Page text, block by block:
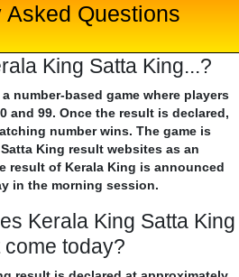
Asked Questions
King Satta King...?
number-based game where players
and 99. Once the result is declared,
number wins. The game is
King result websites as an
result of Kerala King is announced
in the morning session.
Kerala King Satta King
come today?